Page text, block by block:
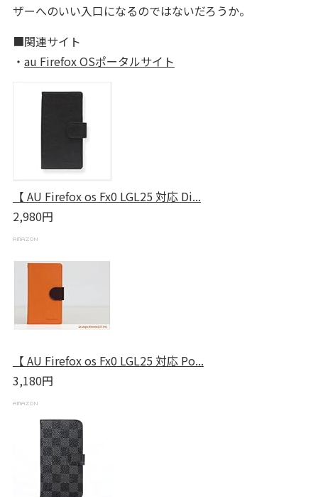
ザーへのいい入口になるのではないだろうか。
■関連サイト
・ au Firefox OSポータルサイト
【 AU Firefox os Fx0 LGL25 対応 Di...
2,980円
【 AU Firefox os Fx0 LGL25 対応 Po...
3,180円